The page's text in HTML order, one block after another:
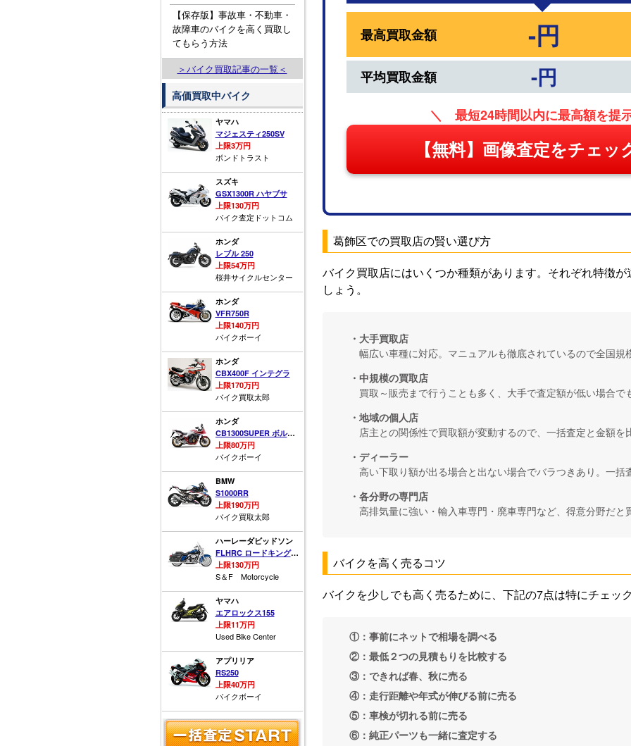
最高買取金額 -円
平均買取金額 -円
＼ 最短24時間以内に最高額を
【無料】画像査定をチェッ
葛飾区での買取店の賢い選び方
バイク買取店にはいくつか種類があります。それぞれ特徴
しょう。
・大手買取店
幅広い車種に対応。マニュアルも徹底されているので全国規
・中規模の買取店
買取～販売まで行うことも多く、大手で査定額が低い場合で
・地域の個人店
店主との関係性で買取額が変動するので、一括査定と金額を
・ディーラー
高い下取り額が出る場合と出ない場合でバラつきあり。一括
・各分野の専門店
高排気量に強い・輸入車専門・廃車専門など、得意分野だと
バイクを高く売るコツ
バイクを少しでも高く売るために、下記の7点は特にチェッ
①：事前にネットで相場を調べる
②：最低２つの見積もりを比較する
③：できれば春、秋に売る
④：走行距離や年式が伸びる前に売る
⑤：車検が切れる前に売る
⑥：純正パーツも一緒に査定する
【保存版】事故車・不動車・
故障車のバイクを高く買取し
てもらう方法
＞バイク買取記事の一覧＜
高価買取中バイク
ヤマハ
マジェスティ250SV
上限3万円
ボンドトラスト
スズキ
GSX1300R ハヤブサ
上限130万円
バイク査定ドットコム
ホンダ
レブル 250
上限54万円
桜井サイクルセンター
ホンダ
VFR750R
上限140万円
バイクボーイ
ホンダ
CBX400F インテグラ
上限170万円
バイク買取太郎
ホンダ
CB1300SUPER ボルドール ABS
上限80万円
バイクボーイ
BMW
S1000RR
上限190万円
バイク買取太郎
ハーレーダビッドソン
FLHRC ロードキング クラシック
上限130万円
S＆F Motorcycle
ヤマハ
エアロックス155
上限11万円
Used Bike Center
アプリリア
RS250
上限40万円
バイクボーイ